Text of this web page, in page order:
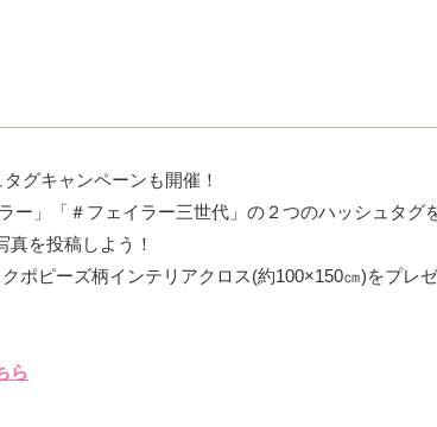
グキャンペーンも開催！
」「＃フェイラー三世代」の２つのハッシュタグ
を投稿しよう！
ポピーズ柄インテリアクロス(約100×150㎝)をプレ
ら